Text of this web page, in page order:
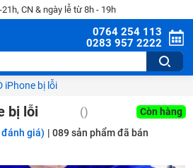
CN & ngày lễ từ 8h - 19h
0764 254 113
0283 957 2222
iPhone bị lỗi
bị lỗi ()
Còn hàng
đánh giá) | 089sản phẩm đã bán